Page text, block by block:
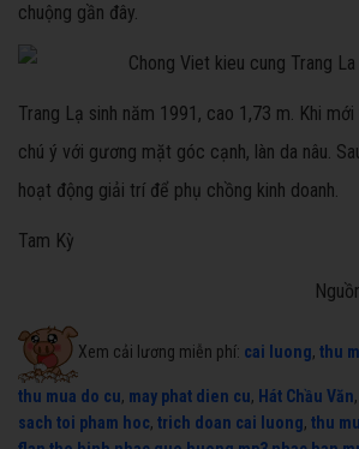
chuộng gần đây.
Trang Lạ sinh năm 1991, cao 1,73 m. Khi
chú ý với gương mặt góc cạnh, làn da nâu.
hoạt động giải trí để phụ chồng kinh doanh.
Tam Kỳ
Xem cải lương miễn phí: cai luong, thu
thu mua do cu, may phat dien cu, Hát Chầu Văn,
sach toi pham hoc, trich doan cai luong, thu